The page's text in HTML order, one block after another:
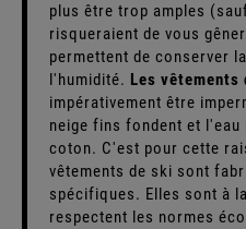
plus être trop amples
risqueraient de vous
permettent de conserver
l'humidité. Les vêtements
impérativement être
neige fins fondent et
coton. C'est pour cette
vêtements de ski sont
spécifiques. Elles sont à
respectent les normes